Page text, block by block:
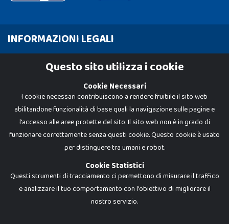
INFORMAZIONI LEGALI
Cookie Policy
Dadi e Mattoncini è un brand di Giocabene Srl. Ogni riproduzione o utilizzo non
Questo sito utilizza i cookie
Cookie Necessari
I cookie necessari contribuiscono a rendere fruibile il sito web
abilitandone funzionalità di base quali la navigazione sulle pagine e
l'accesso alle aree protette del sito. Il sito web non è in grado di
funzionare correttamente senza questi cookie. Questo cookie è usato
per distinguere tra umani e robot.
Cookie Statistici
Questi strumenti di tracciamento ci permettono di misurare il traffico
e analizzare il tuo comportamento con l'obiettivo di migliorare il
nostro servizio.